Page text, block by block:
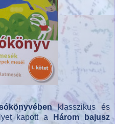
klasszikus és
kapott a
Három bajusz